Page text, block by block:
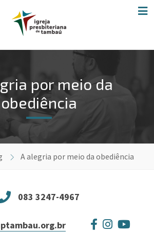
por meio da
obediência
A alegria por meio da obediência
083 3247-4967